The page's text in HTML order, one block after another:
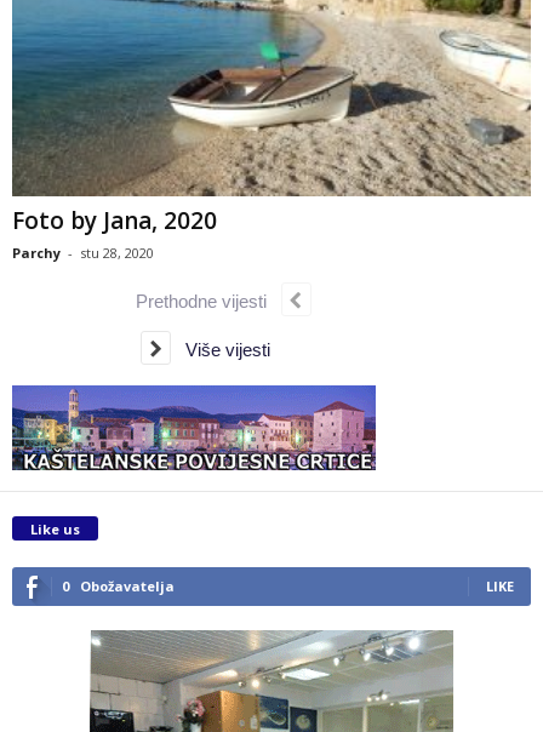
Foto by Jana, 2020
Parchy - stu 28, 2020
Prethodne vijesti
Više vijesti
Like us
0 Obožavatelja LIKE